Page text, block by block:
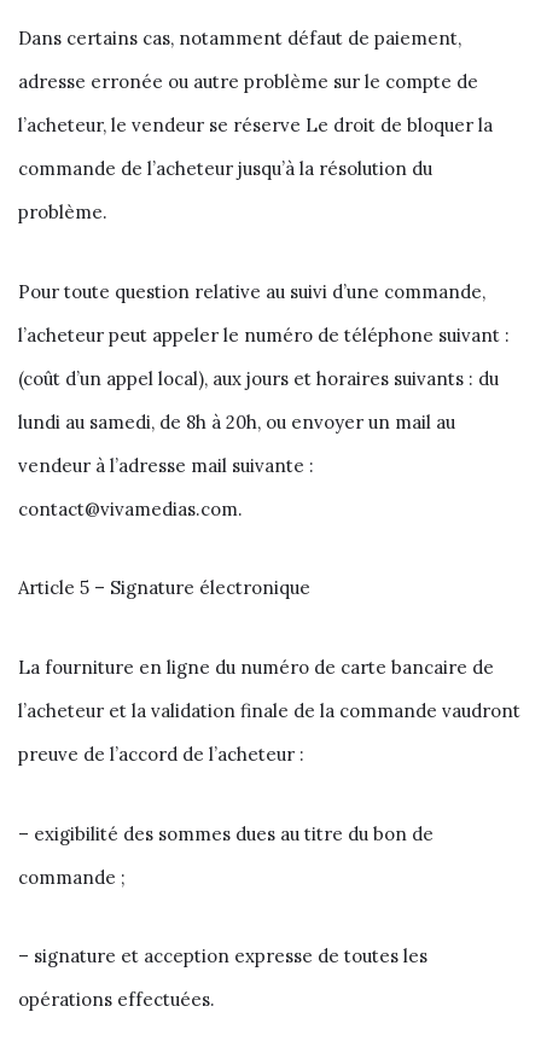
Dans certains cas, notamment défaut de paiement,
adresse erronée ou autre problème sur le compte de
l’acheteur, le vendeur se réserve Le droit de bloquer la
commande de l’acheteur jusqu’à la résolution du
problème.
Pour toute question relative au suivi d’une commande,
l’acheteur peut appeler le numéro de téléphone suivant :
(coût d’un appel local), aux jours et horaires suivants : du
lundi au samedi, de 8h à 20h, ou envoyer un mail au
vendeur à l’adresse mail suivante :
contact@vivamedias.com.
Article 5 – Signature électronique
La fourniture en ligne du numéro de carte bancaire de
l’acheteur et la validation finale de la commande vaudront
preuve de l’accord de l’acheteur :
– exigibilité des sommes dues au titre du bon de
commande ;
– signature et acception expresse de toutes les
opérations effectuées.